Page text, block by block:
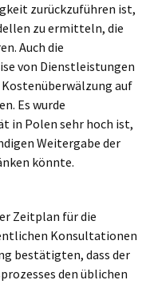
zurückzuführen ist,
zu ermitteln, die
Auch die
von Dienstleistungen
auf
Es wurde
in Polen sehr hoch ist,
Weitergabe der
könnte.
Zeitplan für die
Konsultationen
bestätigten, dass der
den üblichen